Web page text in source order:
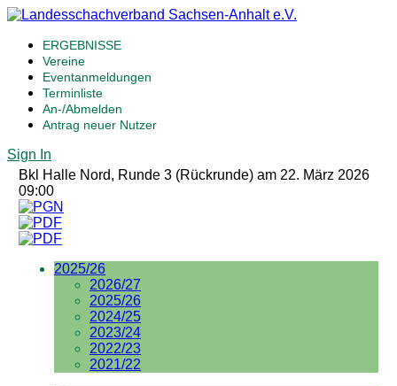
ERGEBNISSE
Vereine
Eventanmeldungen
Terminliste
An-/Abmelden
Antrag neuer Nutzer
Sign In
Bkl Halle Nord, Runde 3 (Rückrunde) am 22. März 2026
09:00
2025/26
2026/27
2025/26
2024/25
2023/24
2022/23
2021/22